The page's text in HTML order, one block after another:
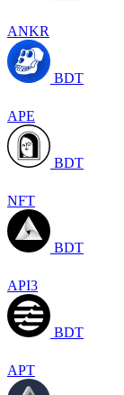
ANKR
BDT
APE
BDT
NFT
BDT
API3
BDT
APT